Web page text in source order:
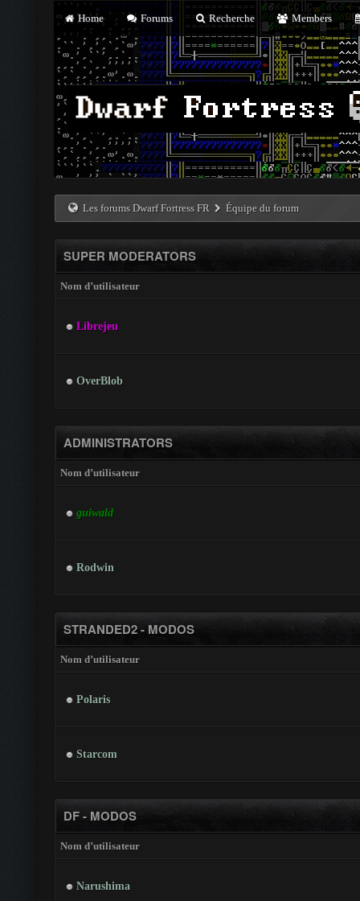
Home Forums Recherche Members
Les forums Dwarf Fortress FR Équipe du forum
SUPER MODERATORS
Nom d’utilisateur
Librejeu
OverBlob
ADMINISTRATORS
Nom d’utilisateur
guiwald
Rodwin
STRANDED2 - MODOS
Nom d’utilisateur
Polaris
Starcom
DF - MODOS
Nom d’utilisateur
Narushima